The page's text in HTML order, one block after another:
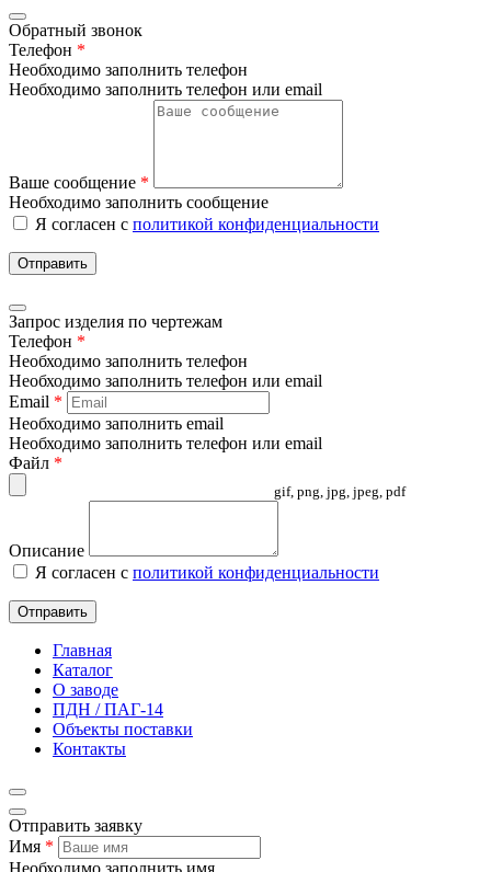
Обратный звонок
Телефон *
Необходимо заполнить телефон
Необходимо заполнить телефон или email
Ваше сообщение *
Необходимо заполнить сообщение
Я согласен с политикой конфиденциальности
Отправить
Запрос изделия по чертежам
Телефон *
Необходимо заполнить телефон
Необходимо заполнить телефон или email
Email *
Необходимо заполнить email
Необходимо заполнить телефон или email
Файл *
gif, png, jpg, jpeg, pdf
Описание
Я согласен с политикой конфиденциальности
Отправить
Главная
Каталог
О заводе
ПДН / ПАГ-14
Объекты поставки
Контакты
Отправить заявку
Имя *
Необходимо заполнить имя